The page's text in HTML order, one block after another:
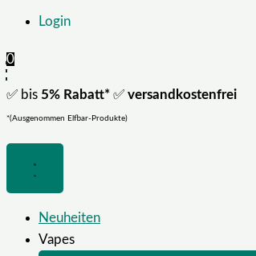
Login
0
✅ bis 5% Rabatt* ✅ versandkostenfrei
*(Ausgenommen Elfbar-Produkte)
Neuheiten
Vapes